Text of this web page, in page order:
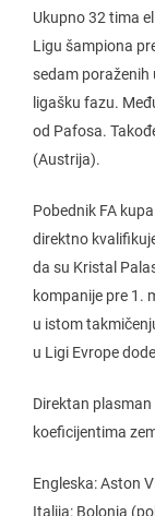
Ukupno 32 tima
Ligu šampiona
sedam poraženih
ligašku fazu.
od Pafosa.
(Austrija).
Pobednik FA
direktno
da su Kristal
kompanije pre 1.
u istom
u Ligi Evrope
Direktan plasman
koeficijentima
Engleska: Aston
Italija: Bolonja